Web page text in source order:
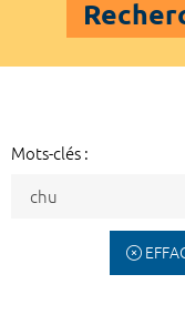
Mots-clés :